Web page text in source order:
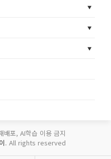
배포, AI학습 이용 금지
. All rights reserved